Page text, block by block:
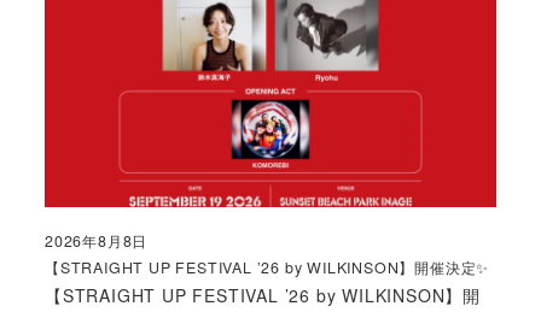
【STRAIGHT UP FESTIVAL ’26 by WILKINSON】開
【STRAIGHT UP FESTIVAL ’26 by WILKINSON】開催決定✨
投稿日
2026年8月8日